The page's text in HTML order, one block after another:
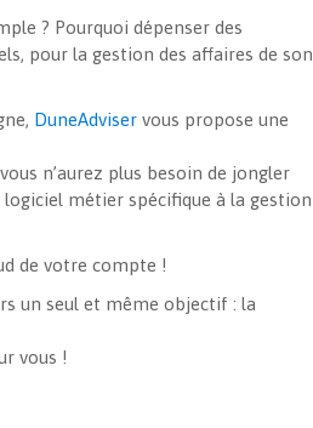
? Pourquoi dépenser des
pour la gestion des affaires de son
DuneAdviser vous propose une
n’aurez plus besoin de jongler
métier spécifique à la gestion
de votre compte !
un seul et même objectif : la
vous !